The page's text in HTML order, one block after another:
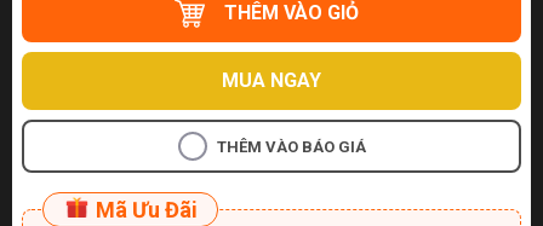
THÊM VÀO GIỎ
MUA NGAY
THÊM VÀO BÁO GIÁ
Mã Ưu Đãi